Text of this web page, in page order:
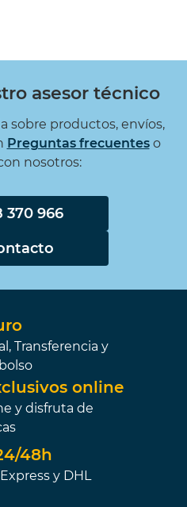
asesor técnico
sobre productos, envíos,
Preguntas frecuenteso
nosotros:
370 966
Transferencia y
online
y disfruta de
48h
y DHL